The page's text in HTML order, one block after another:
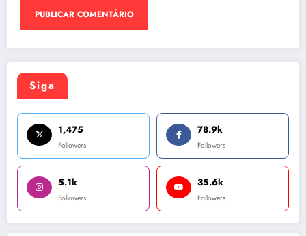
Siga
1,475
Followers
78.9k
Followers
5.1k
Followers
35.6k
Followers